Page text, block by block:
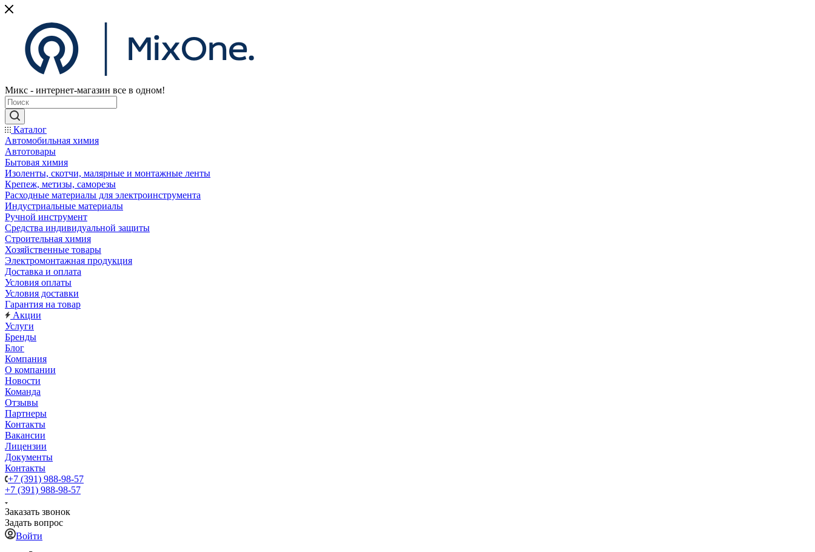
Микс - интернет-магазин все в одном!
Каталог
Автомобильная химия
Автотовары
Бытовая химия
Изоленты, скотчи, малярные и монтажные ленты
Крепеж, метизы, саморезы
Расходные материалы для электроинструмента
Индустриальные материалы
Ручной инструмент
Средства индивидуальной защиты
Строительная химия
Хозяйственные товары
Электромонтажная продукция
Доставка и оплата
Условия оплаты
Условия доставки
Гарантия на товар
Акции
Услуги
Бренды
Блог
Компания
О компании
Новости
Команда
Отзывы
Партнеры
Контакты
Вакансии
Лицензии
Документы
Контакты
+7 (391) 988-98-57
+7 (391) 988-98-57
Заказать звонок
Задать вопрос
Войти